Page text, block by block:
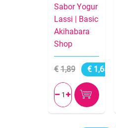
Sabor Yogur
Lassi | Basic
Akihabara
Shop
1,89 1,65
 